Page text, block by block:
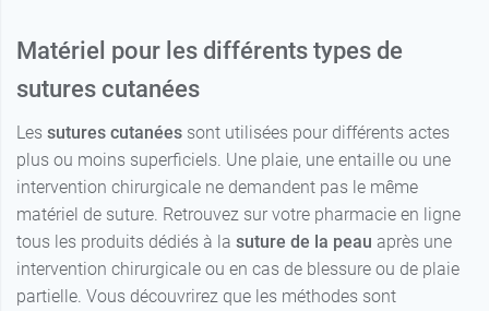
Matériel pour les différents types de
sutures cutanées
Les sutures cutanées sont utilisées pour différents actes
plus ou moins superficiels. Une plaie, une entaille ou une
intervention chirurgicale ne demandent pas le même
matériel de suture. Retrouvez sur votre pharmacie en ligne
tous les produits dédiés à la suture de la peau après une
intervention chirurgicale ou en cas de blessure ou de plaie
partielle. Vous découvrirez que les méthodes sont